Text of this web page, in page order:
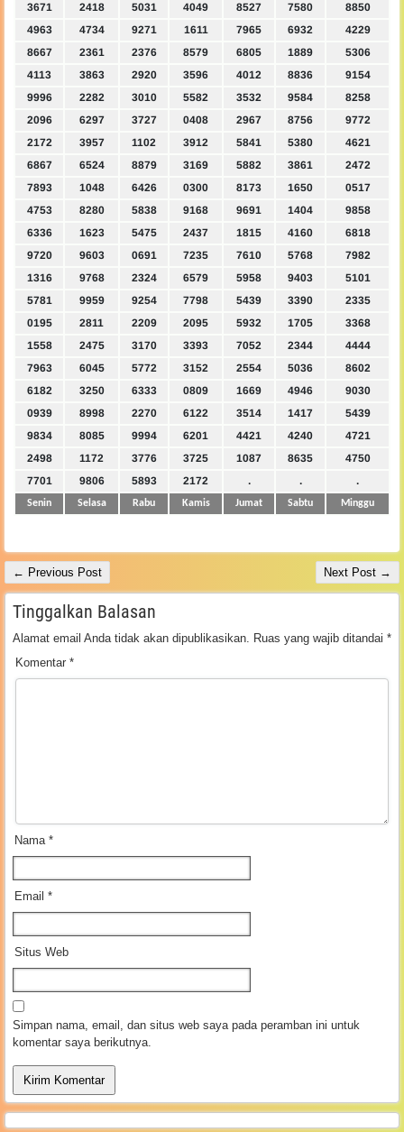
3671
2418 5031 4049 8527 7580
8850
4963
4734 9271 1611 7965 6932
4229
8667
2361 2376 8579 6805 1889
5306
4113
3863 2920 3596 4012 8836
9154
9996
2282 3010 5582 3532 9584
8258
2096
6297 3727 0408 2967 8756
9772
2172
3957 1102 3912 5841 5380
4621
6867
6524 8879 3169 5882 3861
2472
7893
1048 6426 0300 8173 1650
0517
4753
8280 5838 9168 9691 1404
9858
6336
1623 5475 2437 1815 4160
6818
9720
9603 0691 7235 7610 5768
7982
1316
9768 2324 6579 5958 9403
5101
5781
9959 9254 7798 5439 3390
2335
0195
2811 2209 2095 5932 1705
3368
1558
2475 3170 3393 7052 2344
4444
7963
6045 5772 3152 2554 5036
8602
6182
3250 6333 0809 1669 4946
9030
0939
8998 2270 6122 3514 1417
5439
9834
8085 9994 6201 4421 4240
4721
2498
1172 3776 3725 1087 8635
4750
7701
9806 5893 2172 . . .
Senin Selasa Rabu Kamis Jumat Sabtu Minggu
← Previous Post Next Post →
Tinggalkan Balasan
Alamat email Anda tidak akan dipublikasikan. Ruas yang wajib ditandai *
Komentar *
Nama *
Email *
Situs Web
Simpan nama, email, dan situs web saya pada peramban ini untuk
komentar saya berikutnya.